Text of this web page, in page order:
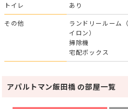
トイレ
あり
その他
ランドリールーム
イロン）
掃除機
宅配ボックス
アパルトマン飯田橋 の部屋一覧